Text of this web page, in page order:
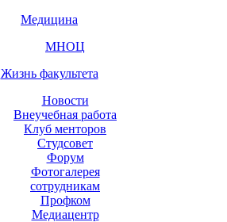
Медицина
МНОЦ
Жизнь факультета
Новости
Внеучебная работа
Клуб менторов
Студсовет
Форум
Фотогалерея
сотрудникам
Профком
Медиацентр